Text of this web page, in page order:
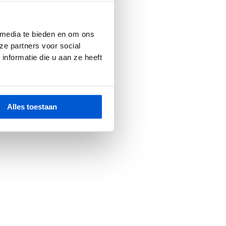
te bieden en om ons
partners voor social
die u aan ze heeft
Alles toestaan
consolefor more information).